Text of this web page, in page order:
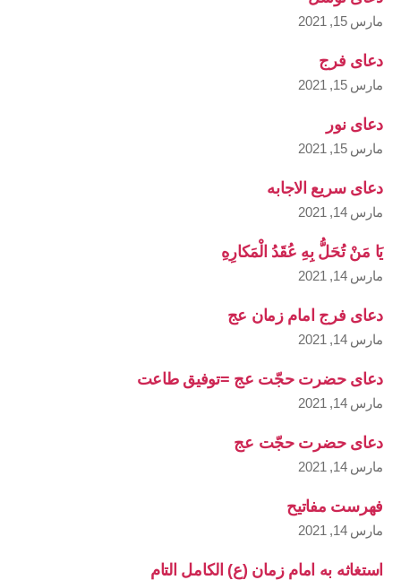
مارس 15, 2021
دعای فرج
مارس 15, 2021
دعای نور
مارس 15, 2021
دعای سریع الاجابه
مارس 14, 2021
يَا مَنْ تُحَلُّ بِهِ عُقَدُ الْمَكارِهِ
مارس 14, 2021
دعای فرج امام زمان عج
مارس 14, 2021
دعای حضرت حجّت عج =توفیق طاعت
مارس 14, 2021
دعای حضرت حجّت عج
مارس 14, 2021
فهرست مفاتیح
مارس 14, 2021
استغاثه به امام زمان (ع) الکامل التام